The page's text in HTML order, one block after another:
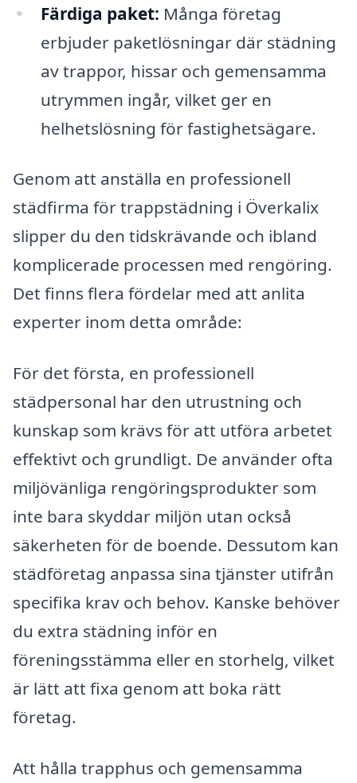
Färdiga paket: Många företag
erbjuder paketlösningar där städning
av trappor, hissar och gemensamma
utrymmen ingår, vilket ger en
helhetslösning för fastighetsägare.
Genom att anställa en professionell
städfirma för trappstädning i Överkalix
slipper du den tidskrävande och ibland
komplicerade processen med rengöring.
Det finns flera fördelar med att anlita
experter inom detta område:
För det första, en professionell
städpersonal har den utrustning och
kunskap som krävs för att utföra arbetet
effektivt och grundligt. De använder ofta
miljövänliga rengöringsprodukter som
inte bara skyddar miljön utan också
säkerheten för de boende. Dessutom kan
städföretag anpassa sina tjänster utifrån
specifika krav och behov. Kanske behöver
du extra städning inför en
föreningsstämma eller en storhelg, vilket
är lätt att fixa genom att boka rätt
företag.
Att hålla trapphus och gemensamma